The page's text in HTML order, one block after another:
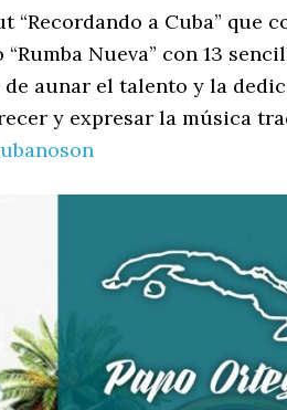
“Recordando a Cuba” que
Nueva” con 13
aunar el talento y la
y expresar la música